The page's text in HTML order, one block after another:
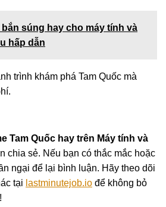
bắn súng hay cho máy tính và
hấp dẫn
trình khám phá Tam Quốc mà
Tam Quốc hay trên Máy tính và
chia sẻ. Nếu bạn có thắc mắc hoặc
ngại để lại bình luận. Hãy theo dõi
tại lastminutejob.io để không bỏ